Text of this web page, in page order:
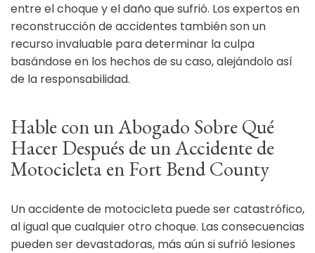
entre el choque y el daño que sufrió. Los expertos en
reconstrucción de accidentes también son un
recurso invaluable para determinar la culpa
basándose en los hechos de su caso, alejándolo así
de la responsabilidad.
Hable con un Abogado Sobre Qué
Hacer Después de un Accidente de
Motocicleta en Fort Bend County
Un accidente de motocicleta puede ser catastrófico,
al igual que cualquier otro choque. Las consecuencias
pueden ser devastadoras, más aún si sufrió lesiones